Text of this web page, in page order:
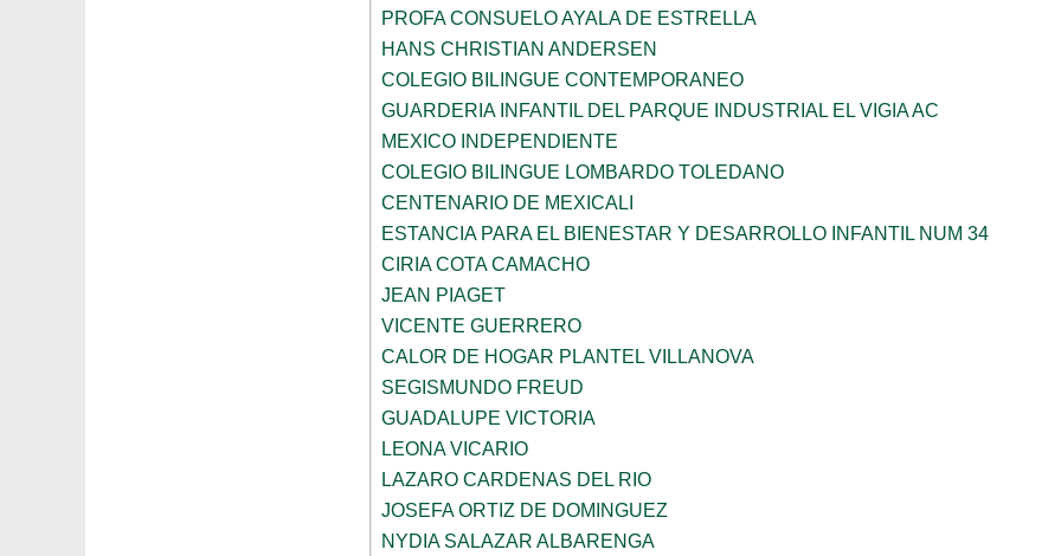
PROFA CONSUELO AYALA DE ESTRELLA
HANS CHRISTIAN ANDERSEN
COLEGIO BILINGUE CONTEMPORANEO
GUARDERIA INFANTIL DEL PARQUE INDUSTRIAL EL VIGIA AC
MEXICO INDEPENDIENTE
COLEGIO BILINGUE LOMBARDO TOLEDANO
CENTENARIO DE MEXICALI
ESTANCIA PARA EL BIENESTAR Y DESARROLLO INFANTIL NUM 34
CIRIA COTA CAMACHO
JEAN PIAGET
VICENTE GUERRERO
CALOR DE HOGAR PLANTEL VILLANOVA
SEGISMUNDO FREUD
GUADALUPE VICTORIA
LEONA VICARIO
LAZARO CARDENAS DEL RIO
JOSEFA ORTIZ DE DOMINGUEZ
NYDIA SALAZAR ALBARENGA